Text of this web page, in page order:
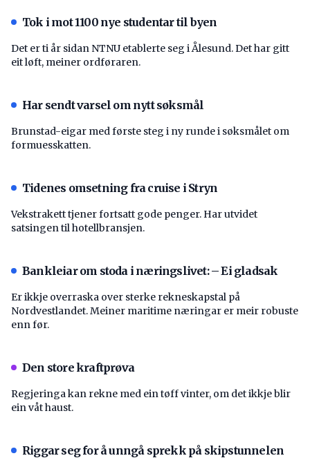
Tok i mot 1100 nye studentar til byen
Det er ti år sidan NTNU etablerte seg i Ålesund. Det har gitt
eit løft, meiner ordføraren.
Har sendt varsel om nytt søksmål
Brunstad-eigar med første steg i ny runde i søksmålet om
formuesskatten.
Tidenes omsetning fra cruise i Stryn
Vekstrakett tjener fortsatt gode penger. Har utvidet
satsingen til hotellbransjen.
Bankleiar om stoda i næringslivet: – Ei gladsak
Er ikkje overraska over sterke rekneskapstal på
Nordvestlandet. Meiner maritime næringar er meir robuste
enn før.
Den store kraftprøva
Regjeringa kan rekne med ein tøff vinter, om det ikkje blir
ein våt haust.
Riggar seg for å unngå sprekk på skipstunnelen